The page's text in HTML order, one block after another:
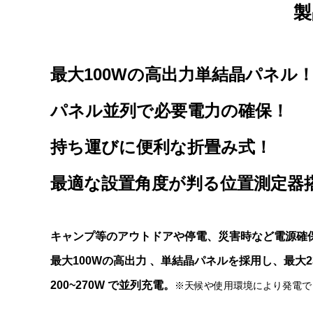
最大100Wの高出力単結晶パネル
パネル並列で必要電力の確保！
持ち運びに便利な折畳み式！
最適な設置角度が判る位置測定器
キャンプ等のアウトドアや停電、災害時など電源
最大100Wの高出力 、単結晶パネルを採用し、最
200~270W で並列充電。 ※天候や使用環境により発電